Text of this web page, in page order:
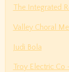
The Integrated
Valley Choral
Judi Bola
Troy Electric Co